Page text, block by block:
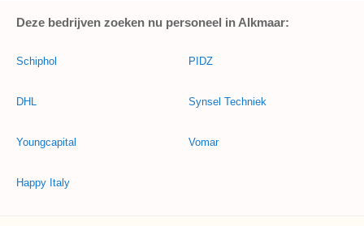
Deze bedrijven zoeken nu personeel in Alkmaar:
Schiphol
DHL
Youngcapital
Happy Italy
PIDZ
Synsel Techniek
Vomar